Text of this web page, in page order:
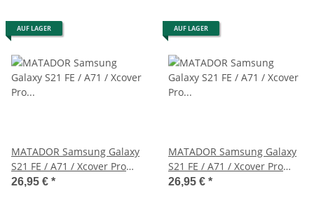
AUF LAGER
MATADOR Samsung Galaxy
S21 FE / A71 / Xcover Pro
Leder-Case Schwarz
26,95 € *
AUF LAGER
MATADOR Samsung Galaxy
S21 FE / A71 / Xcover Pro
Ledertasche Braun
26,95 € *